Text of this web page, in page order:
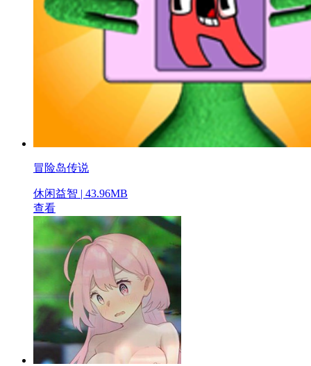
冒险岛传说
休闲益智 | 43.96MB
查看